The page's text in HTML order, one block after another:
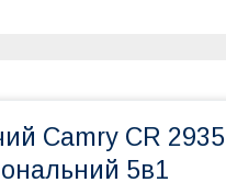
Camry CR 2935
5в1